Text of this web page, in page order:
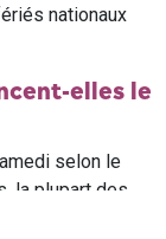
nationaux
elles le
selon le
la plupart des